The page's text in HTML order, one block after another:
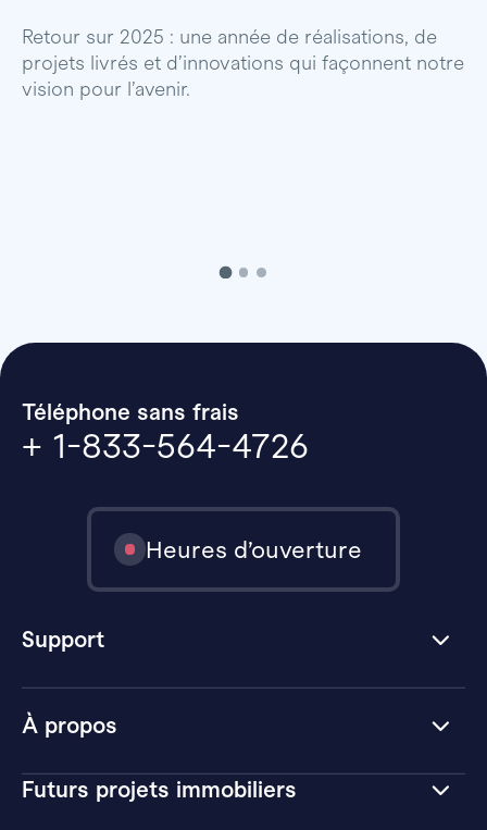
Retour sur 2025 : une année de réalisations, de
projets livrés et d’innovations qui façonnent notre
vision pour l’avenir.
À propos
Futurs projets immobiliers
Téléphone sans frais
+ 1-833-564-4726
Heures d’ouverture
Support